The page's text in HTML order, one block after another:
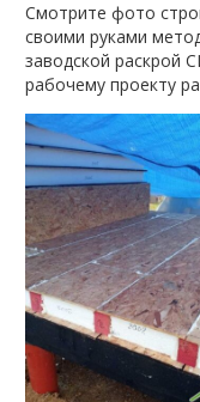
Смотрите фото
своими руками
заводской раскрой
рабочему проекту